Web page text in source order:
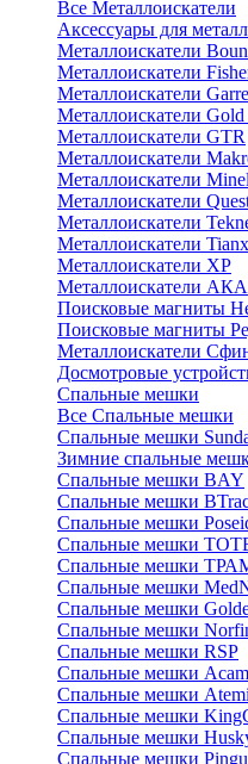
Все Металлоискатели
Аксессуары для
Металлоискатели
Металлоискатели
Металлоискатели
Металлоискатели
Металлоискатели GTR
Металлоискатели
Металлоискатели
Металлоискатели
Металлоискатели
Металлоискатели
Металлоискатели XP
Металлоискатели АКА
Поисковые магниты
Поисковые магниты
Металлоискатели
Досмотровые
Спальные мешки
Все Спальные мешки
Спальные мешки
Зимние спальные
Спальные мешки BAY
Спальные мешки
Спальные мешки
Спальные мешки
Спальные мешки
Cпальные мешки
Спальные мешки
Спальные мешки
Спальные мешки RSP
Спальные мешки
Спальные мешки Atemi
Спальные мешки
Спальные мешки
Спальные мешки